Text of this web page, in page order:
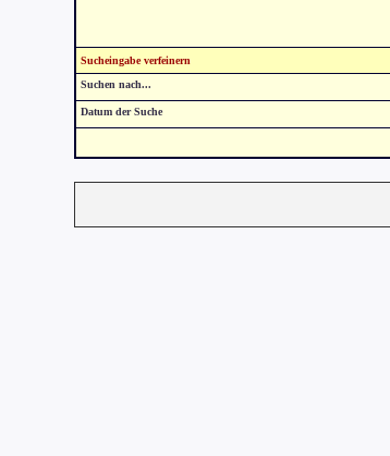
Sucheingabe verfeinern
Suchen nach...
Datum der Suche